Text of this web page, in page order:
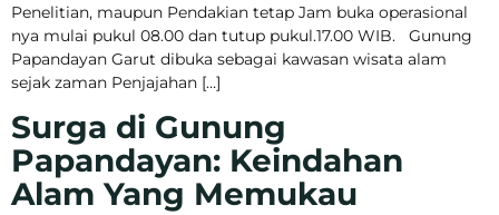
Penelitian, maupun Pendakian tetap Jam buka operasional
nya mulai pukul 08.00 dan tutup pukul.17.00 WIB. Gunung
Papandayan Garut dibuka sebagai kawasan wisata alam
sejak zaman Penjajahan […]
Surga di Gunung
Papandayan: Keindahan
Alam Yang Memukau